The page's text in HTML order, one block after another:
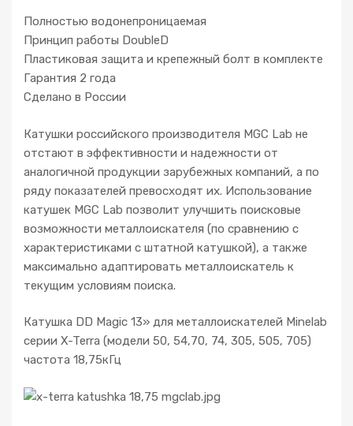
д
л
я
M
e
b
a
,
Полностью водонепроницаемая
Принцип работы DoubleD
Пластиковая защита и крепежный болт в комплекте
Гарантия 2 года
Сделано в России
Катушки российского производителя MGC Lab не
отстают в эффективности и надежности от
аналогичной продукции зарубежных компаний, а по
ряду показателей превосходят их. Использование
катушек MGC Lab позволит улучшить поисковые
возможности металлоискателя (по сравнению с
характеристиками с штатной катушкой), а также
максимально адаптировать металлоискатель к
текущим условиям поиска.
Катушка DD Magic 13» для металлоискателей Minelab
серии X-Terra (модели 50, 54,70, 74, 305, 505, 705)
частота 18,75кГц